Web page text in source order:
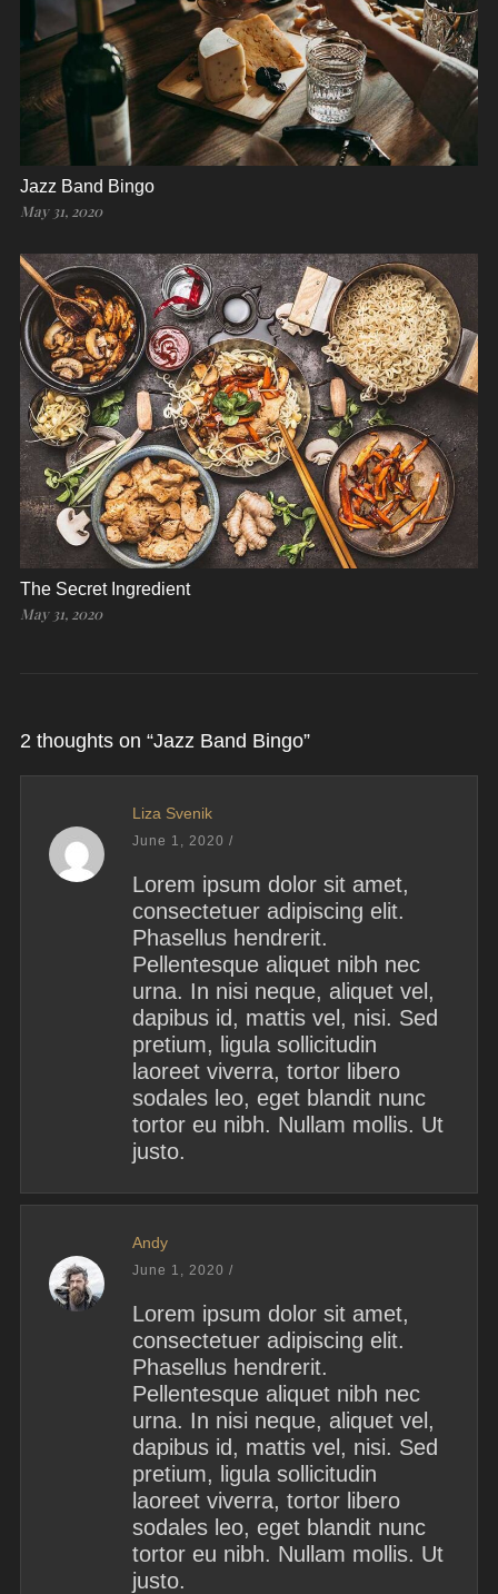
Jazz Band Bingo
May 31, 2020
The Secret Ingredient
May 31, 2020
2 thoughts on “Jazz Band Bingo”
Liza Svenik
June 1, 2020 /
Lorem ipsum dolor sit amet,
consectetuer adipiscing elit.
Phasellus hendrerit.
Pellentesque aliquet nibh nec
urna. In nisi neque, aliquet vel,
dapibus id, mattis vel, nisi. Sed
pretium, ligula sollicitudin
laoreet viverra, tortor libero
sodales leo, eget blandit nunc
tortor eu nibh. Nullam mollis. Ut
justo.
Andy
June 1, 2020 /
Lorem ipsum dolor sit amet,
consectetuer adipiscing elit.
Phasellus hendrerit.
Pellentesque aliquet nibh nec
urna. In nisi neque, aliquet vel,
dapibus id, mattis vel, nisi. Sed
pretium, ligula sollicitudin
laoreet viverra, tortor libero
sodales leo, eget blandit nunc
tortor eu nibh. Nullam mollis. Ut
justo.